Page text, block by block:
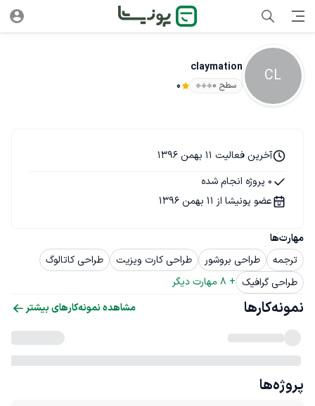
CL
claymation
سطح ۰ 0
مهارت‌ها
ترجمه
طراحی بروشور طراحی کارت ویزیت
طراحی کاتالوگ
طراحی گرافیک +
8 مهارت دیگر
آخرین فعالیت 11 بهمن 1396
0 پروژه انجام شده
عضو پونیشا از 11 بهمن 1396
نمونه‌کارها مشاهده نمونه‌کارهای بیشتر
پروژه‌ها